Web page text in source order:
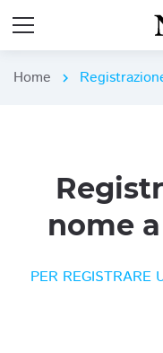
Home chevron_right
nome
PER REGISTRARE